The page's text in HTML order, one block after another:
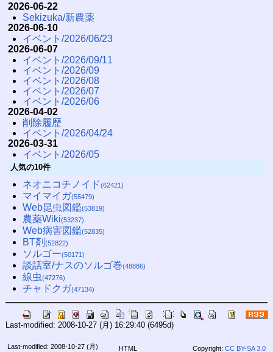
2026-06-22
Sekizuka/新農薬
2026-06-10
イベント/2026/06/23
2026-06-07
イベント/2026/09/11
イベント/2026/09
イベント/2026/08
イベント/2026/07
イベント/2026/06
2026-04-02
削除履歴
イベント/2026/04/24
2026-03-31
イベント/2026/05
人気の10件
ネオニコチノイド(62421)
マイマイガ(55479)
Web昆虫図鑑(53819)
農薬Wiki(53237)
Web病害図鑑(52835)
BT剤 (52822)
ソルゴー(50171)
談話室/ナスのソルゴ巻(48886)
線虫(47276)
チャドクガ(47134)
Last-modified: 2008-10-27 (月) 16:29:40(6495d)
Last-modified: 2008-10-27 (月) HTML Copyright: CC BY-SA 3.0